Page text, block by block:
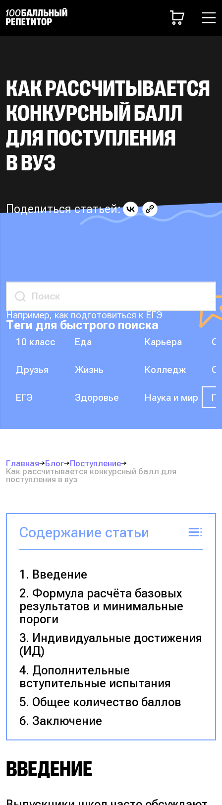
КАК РАССЧИТЫВАЕТСЯ
КОНКУРСНЫЙ БАЛЛ
ДЛЯ ПОСТУПЛЕНИЯ
В ВУЗ
Поделиться статьей:
Например, как подготовиться к ЕГЭ
Теги для быстрого поиска
10 класс
Друзья
ЕГЭ
Еда
Жизнь
Здоровье
Карьера
Колледж
Наука и мир
Главная Блог
Поступление
Как рассчитывается конкурсный балл для
поступления в вуз
Содержание статьи
Введение
Формула расчёта базовых
результатов и минимальные
пороги
Индивидуальные достижения
(ИД)
Дополнительные
вступительные испытания
Общее количество баллов
Заключение
ВВЕДЕНИЕ